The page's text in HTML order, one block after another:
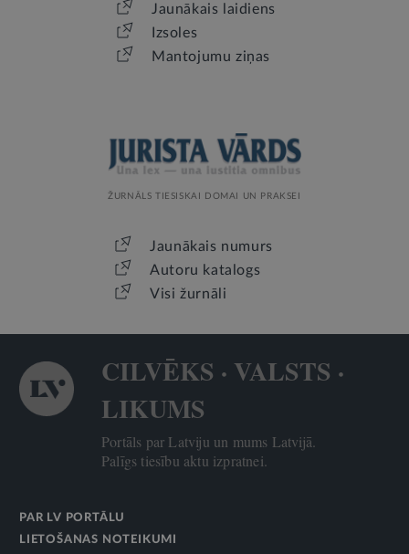
Jaunākais laidiens
Izsoles
Mantojumu ziņas
ŽURNĀLS TIESISKAI DOMAI UN PRAKSEI
Jaunākais numurs
Autoru katalogs
Visi žurnāli
CILVĒKS · VALSTS ·
LIKUMS
Portāls par Latviju un mums Latvijā.
Palīgs tiesību aktu izpratnei.
PAR LV PORTĀLU
LIETOŠANAS NOTEIKUMI